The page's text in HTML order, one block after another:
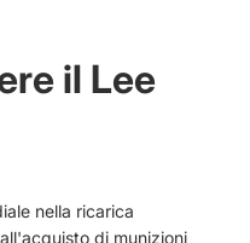
il Lee
nella ricarica
di munizioni